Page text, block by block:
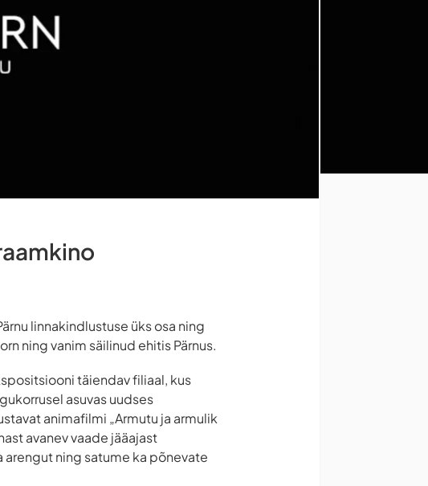
linnakindlustuse üks osa ning
ning vanim säilinud ehitis Pärnus.
täiendav filiaal, kus
asuvas uudses
animafilmi „Armutu ja armulik
avanev vaade jääajast
ning satume ka põnevate